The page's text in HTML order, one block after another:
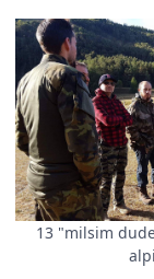
13 "milsim